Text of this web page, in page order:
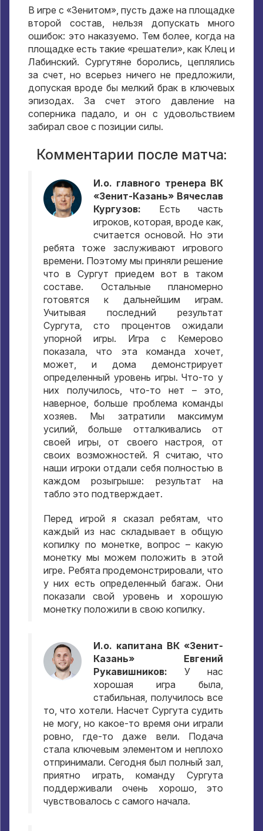
В игре с «Зенитом», пусть даже на площадке
второй состав, нельзя допускать много
ошибок: это наказуемо. Тем более, когда на
площадке есть такие «решатели», как Клец и
Лабинский. Сургутяне боролись, цеплялись
за счет, но всерьез ничего не предложили,
допуская вроде бы мелкий брак в ключевых
эпизодах. За счет этого давление на
соперника падало, и он с удовольствием
забирал свое с позиции силы.
Комментарии после матча:
И.о. главного тренера ВК
«Зенит-Казань» Вячеслав
Кургузов: Есть часть
игроков, которая, вроде как,
считается основой. Но эти
ребята тоже заслуживают игрового
времени. Поэтому мы приняли решение
что в Сургут приедем вот в таком
составе. Остальные планомерно
готовятся к дальнейшим играм.
Учитывая последний результат
Сургута, сто процентов ожидали
упорной игры. Игра с Кемерово
показала, что эта команда хочет,
может, и дома демонстрирует
определенный уровень игры. Что-то у
них получилось, что-то нет – это,
наверное, больше проблема команды
хозяев. Мы затратили максимум
усилий, больше отталкивались от
своей игры, от своего настроя, от
своих возможностей. Я считаю, что
наши игроки отдали себя полностью в
каждом розыгрыше: результат на
табло это подтверждает.
Перед игрой я сказал ребятам, что
каждый из нас складывает в общую
копилку по монетке, вопрос – какую
монетку мы можем положить в этой
игре. Ребята продемонстрировали, что
у них есть определенный багаж. Они
показали свой уровень и хорошую
монетку положили в свою копилку.
И.о. капитана ВК «Зенит-
Казань» Евгений
Рукавишников: У нас
хорошая игра была,
стабильная, получилось все
то, что хотели. Насчет Сургута судить
не могу, но какое-то время они играли
ровно, где-то даже вели. Подача
стала ключевым элементом и неплохо
отпринимали. Сегодня был полный зал,
приятно играть, команду Сургута
поддерживали очень хорошо, это
чувствовалось с самого начала.